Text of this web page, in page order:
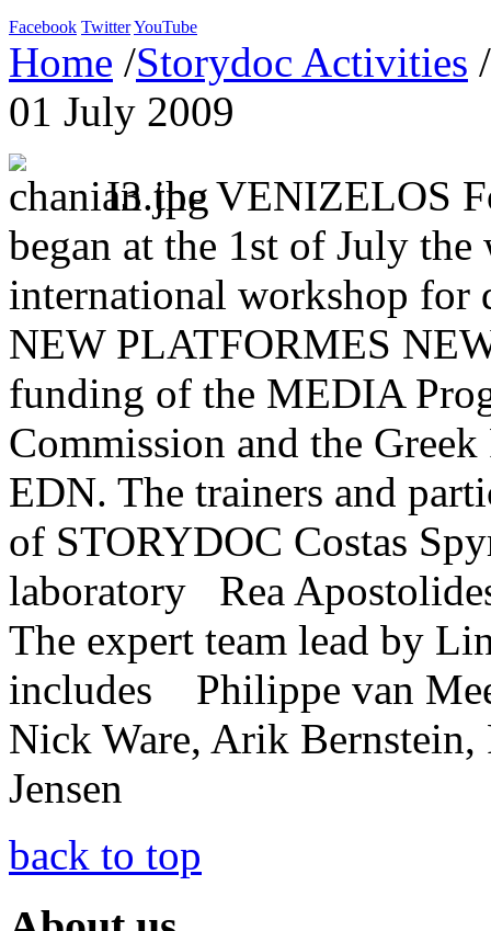
Facebook TwitterYouTube
Home /Storydoc Activities /
01 July 2009
In the VENIZELOS
began at the 1st of July
international workshop for
NEW PLATFORMES
funding of the MEDIA
Commission and the
EDN. The trainers and
of STORYDOC Costas
laboratory Rea
The expert team lead by
includes Philippe van
Nick Ware, Arik
Jensen
back to top